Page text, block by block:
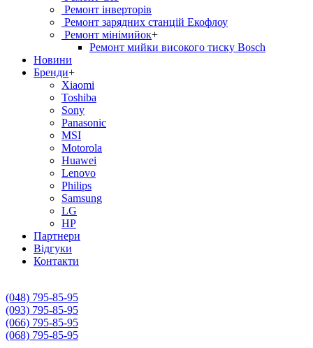
Ремонт інверторів
Ремонт зарядних станцій Екофлоу
Ремонт мiнiмийок+
Ремонт мийки високого тиску Bosch
Новини
Бренди+
Xiaomi
Toshiba
Sony
Panasonic
MSI
Motorola
Huawei
Lenovo
Philips
Samsung
LG
HP
Партнери
Вiдгуки
Контакти
(048) 795-85-95
(093) 795-85-95
(066) 795-85-95
(068) 795-85-95